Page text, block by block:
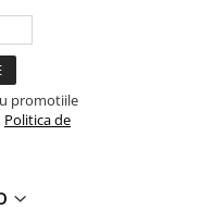
promotiile
Politica de